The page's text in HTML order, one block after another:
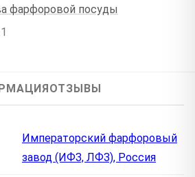
фарфоровой посуды
ОТЗЫВЫ
Императорский фарфоровый
завод (ИФЗ, ЛФЗ), Россия